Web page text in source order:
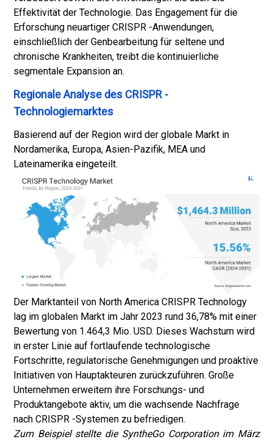
Effektivität der Technologie. Das Engagement für die
Erforschung neuartiger CRISPR -Anwendungen,
einschließlich der Genbearbeitung für seltene und
chronische Krankheiten, treibt die kontinuierliche
segmentale Expansion an.
Regionale Analyse des CRISPR -
Technologiemarktes
Basierend auf der Region wird der globale Markt in
Nordamerika, Europa, Asien-Pazifik, MEA und
Lateinamerika eingeteilt.
Der Marktanteil von North America CRISPR Technology
lag im globalen Markt im Jahr 2023 rund 36,78% mit einer
Bewertung von 1.464,3 Mio. USD. Dieses Wachstum wird
in erster Linie auf fortlaufende technologische
Fortschritte, regulatorische Genehmigungen und proaktive
Initiativen von Hauptakteuren zurückzuführen. Große
Unternehmen erweitern ihre Forschungs- und
Produktangebote aktiv, um die wachsende Nachfrage
nach CRISPR -Systemen zu befriedigen.
Zum Beispiel stellte die SyntheGo Corporation im März